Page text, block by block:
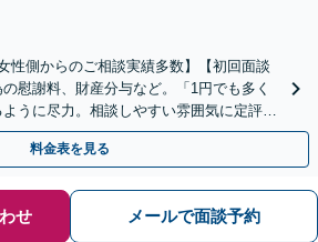
性側からのご相談実績多数】【初回面談
慰謝料、財産分与など。「1円でも多く
うに尽力。相談しやすい雰囲気に定評。
をサポート
料金表を見る
せ メールで面談予約